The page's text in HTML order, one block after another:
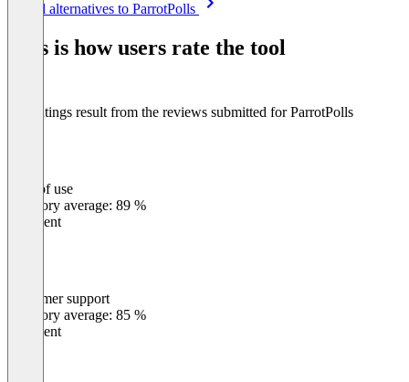
See all alternatives to ParrotPolls
This is how users rate the tool
The ratings result from the reviews submitted for ParrotPolls
Ease of use
Category average: 89 %
Excellent
Customer support
Category average: 85 %
Excellent